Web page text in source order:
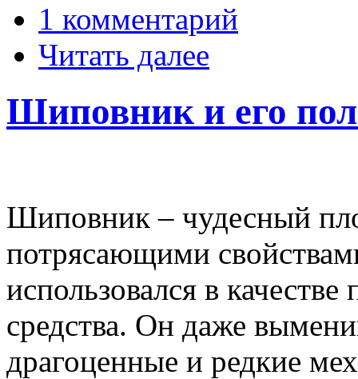
1 комментарий
Читать далее
Шиповник и его
Шиповник – чудесный
потрясающими
использовался в
средства. Он даже
драгоценные и редкие